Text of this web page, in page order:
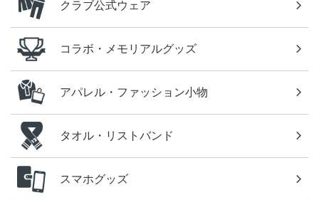
クラブ公式ウェア
コラボ・メモリアルグッズ
アパレル・ファッション小物
タオル・リストバンド
スマホグッズ